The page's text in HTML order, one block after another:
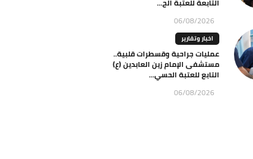
06/08/2026
اخبار وتقارير
عمليات جراحية وقسطرات قلبية..
مستشفى الإمام زين العابدين (ع)
التابع للعتبة الحسي...
06/08/2026